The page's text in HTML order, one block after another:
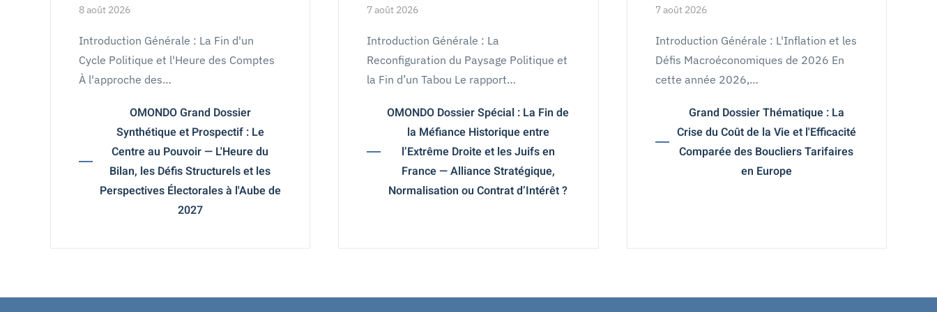
8 août 2026
Introduction Générale : La Fin d'un
Cycle Politique et l'Heure des Comptes
À l'approche des…
OMONDO Grand Dossier
Synthétique et Prospectif : Le
Centre au Pouvoir — L'Heure du
Bilan, les Défis Structurels et les
Perspectives Électorales à l'Aube de
2027
7 août 2026
Introduction Générale : La
Reconfiguration du Paysage Politique et
la Fin d’un Tabou Le rapport…
OMONDO Dossier Spécial : La Fin de
la Méfiance Historique entre
l’Extrême Droite et les Juifs en
France — Alliance Stratégique,
Normalisation ou Contrat d’Intérêt ?
7 août 2026
Introduction Générale : L'Inflation et les
Défis Macroéconomiques de 2026 En
cette année 2026,…
Grand Dossier Thématique : La
Crise du Coût de la Vie et l'Efficacité
Comparée des Boucliers Tarifaires
en Europe